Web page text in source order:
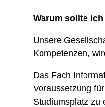
Warum sollte
Unsere
Kompetenzen,
Das Fach
Voraussetzung
Studiumsplatz zu